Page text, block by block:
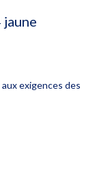
exigences des